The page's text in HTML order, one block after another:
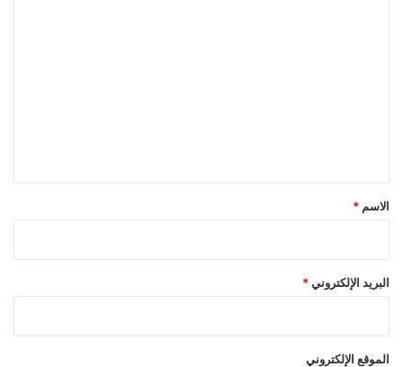
*
الاسم *
البريد الإلكتروني *
الموقع الإلكتروني